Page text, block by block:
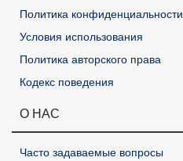
Политика конфиденциальности
Условия использования
Политика авторского права
Кодекс поведения
О НАС
Часто задаваемые вопросы